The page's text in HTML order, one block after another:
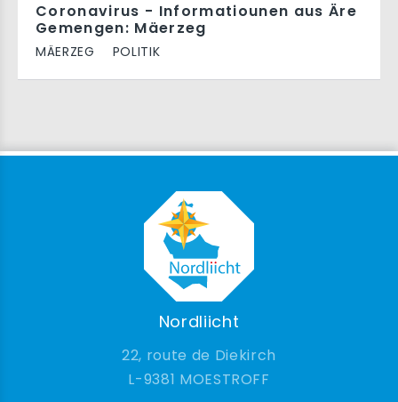
Coronavirus - Informatiounen aus Äre
Gemengen: Mäerzeg
MÄERZEG POLITIK
Nordliicht
22, route de Diekirch
9381 MOESTROFF